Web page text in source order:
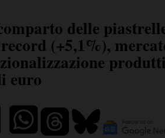
delle
(+5,1%),
euro